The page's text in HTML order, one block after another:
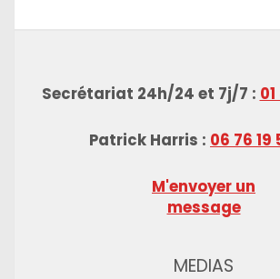
Secrétariat 24h/24 et 7j/7 :
Patrick Harris : 06 76 19
M'envoyer un
message
MEDIAS